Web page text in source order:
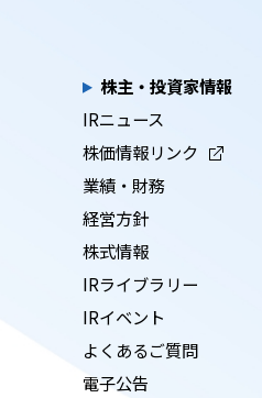
株主・投資家情報
IRニュース
株価情報リンク
業績・財務
経営方針
株式情報
IRライブラリー
IRイベント
よくあるご質問
電子公告